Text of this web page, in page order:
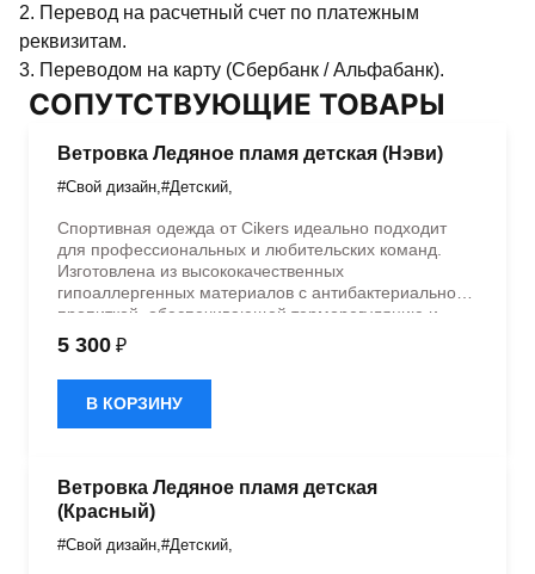
2. Перевод на расчетный счет по платежным
реквизитам.
3. Переводом на карту (Сбербанк / Альфабанк).
СОПУТСТВУЮЩИЕ ТОВАРЫ
Ветровка Ледяное пламя детская (Нэви)
#Свой дизайн #Детский
Спортивная одежда от Cikers идеально подходит
для профессиональных и любительских команд.
Изготовлена из высококачественных
гипоаллергенных материалов с антибактериальной
пропиткой, обеспечивающей терморегуляцию и
быстрое влагоотведение. Одежда обладает
эластичностью в 5 направлениях и стильным
дизайном.
5 300 ₽
В КОРЗИНУ
Ветровка Ледяное пламя детская
(Красный)
#Свой дизайн #Детский